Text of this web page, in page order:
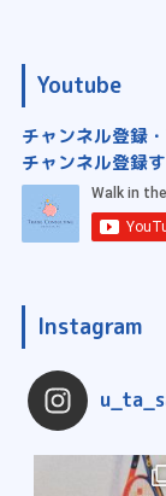
Youtube
チャンネル登録
チャンネル登録
Instagram